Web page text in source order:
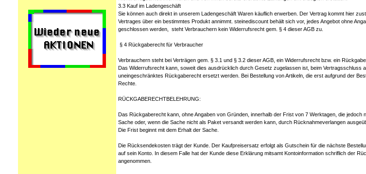
3.3 Kauf im Ladengeschäft
Sie können auch direkt in unserem Ladengeschäft Waren käuflich erwerben. Der Vertrag kommt hier
Vertrages über ein bestimmtes Produkt annimmt. steinediscount behält sich vor, jedes Angebot ohne
geschlossen werden, steht Verbrauchern kein Widerrufsrecht gem. § 4 dieser AGB zu.
§ 4 Rückgaberecht für Verbraucher
Verbrauchern steht bei Verträgen gem. § 3.1 und § 3.2 dieser AGB, ein Widerrufsrecht bzw. ein
Das Widerrufsrecht kann, soweit dies ausdrücklich durch Gesetz zugelassen ist, beim Vertragsschluss
uneingeschränktes Rückgaberecht ersetzt werden. Bei Bestellung von Artikeln, die erst aufgrund der
Rechte.
RÜCKGABERECHTBELEHRUNG:
Das Rückgaberecht kann, ohne Angaben von Gründen, innerhalb der Frist von 7 Werktagen, die
Sache oder, wenn die Sache nicht als Paket versandt werden kann, durch Rücknahmeverlangen
Die Frist beginnt mit dem Erhalt der Sache.
Die Rücksendekosten trägt der Kunde. Der Kaufpreisersatz erfolgt als Gutschein für die nächste
auf sein Konto. In diesem Falle hat der Kunde diese Erklärung mitsamt Kontoinformation schriflich der
angenommen.